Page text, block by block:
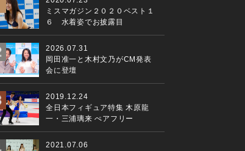
ミスマガジン２０２０ベスト１
６ 水着姿でお披露目
2026.07.31
岡田准一と木村文乃がCM発表
会に登壇
2019.12.24
全日本フィギュア特集 木原龍
一・三浦璃来 ぺアフリー
2021.07.06